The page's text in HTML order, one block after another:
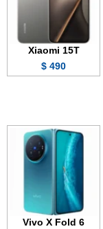
Xiaomi 15T
490 $
Vivo X Fold 6